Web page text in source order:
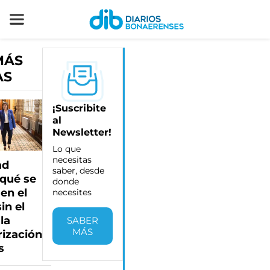
se
el
el
¡Suscribite
al
Newsletter!
Lo que
necesitas
saber, desde
donde
necesites
SABER
MÁS